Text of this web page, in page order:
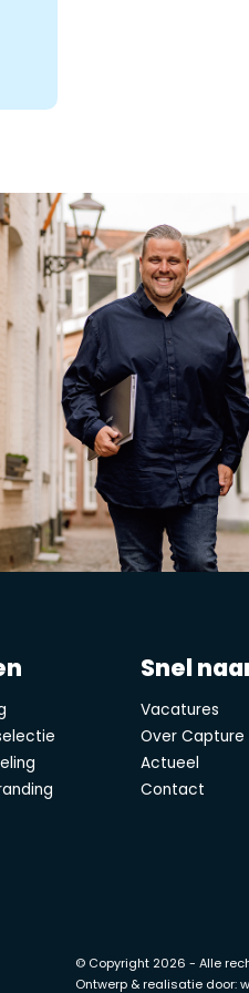
Snel
Vacatures
Over Capture
Actueel
Contact
© Copyright 2026 - Alle
Ontwerp & realisatie door: